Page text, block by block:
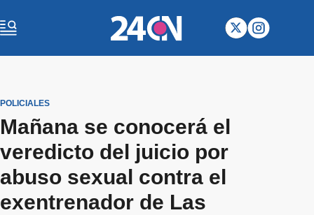
POLICIALES
Mañana se conocerá el
veredicto del juicio por
abuso sexual contra el
exentrenador de Las